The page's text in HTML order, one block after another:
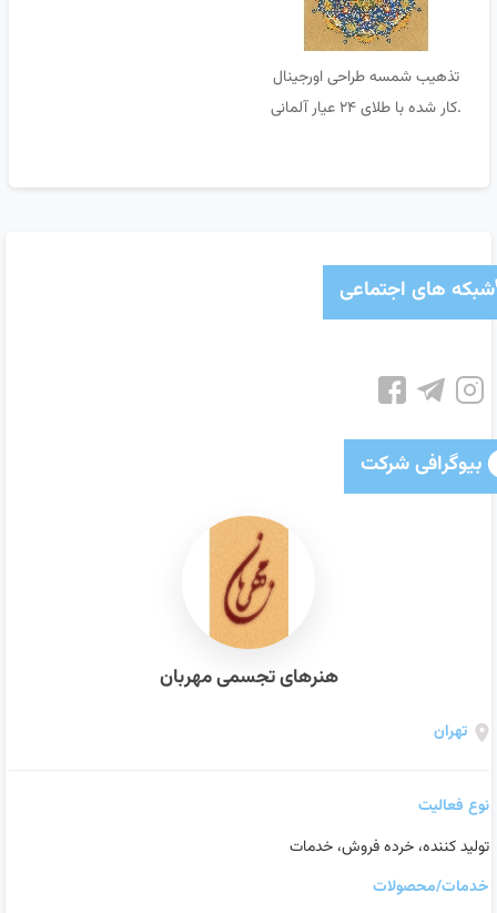
تذهیب شمسه طراحی اورجینال
.کار شده با طلای ۲۴ عیار آلمانی
شبکه های اجتماعی
بیوگرافی شرکت
هنرهای تجسمی مهربان
تهران
نوع فعالیت
تولید کننده، خرده فروش، خدمات
خدمات/محصولات